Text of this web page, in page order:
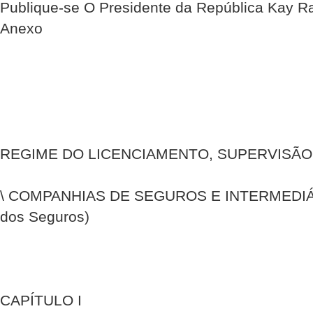
Publique-se O Presidente da República Kay
Anexo
REGIME DO LICENCIAMENTO,
\ COMPANHIAS DE SEGUROS E
dos Seguros)
CAPÍTULO I